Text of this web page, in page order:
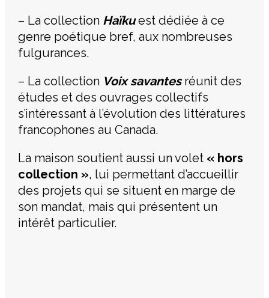
– La collection Haïkuest dédiée à ce
genre poétique bref, aux nombreuses
fulgurances.
– La collection Voix savantesréunit des
études et des ouvrages collectifs
s’intéressant à l’évolution des littératures
francophones au Canada.
La maison soutient aussi un volet « hors
collection », lui permettant d’accueillir
des projets qui se situent en marge de
son mandat, mais qui présentent un
intérêt particulier.